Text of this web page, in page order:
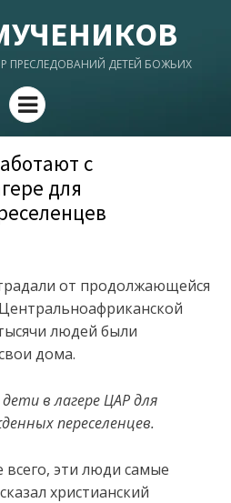
ДЕТЕЙ БОЖЬИХ
Menu
с
для
от продолжающейся
людей были
дома.
в лагере ЦАР для
переселенцев.
эти люди самые
христианский